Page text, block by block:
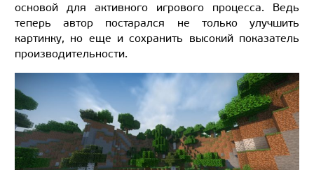
основой для активного игрового процесса. Ведь
теперь автор постарался не только улучшить
картинку, но еще и сохранить высокий показатель
производительности.